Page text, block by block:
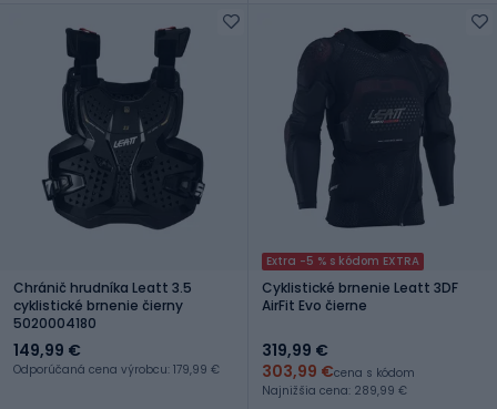
Chránič hrudníka Leatt 3.5
cyklistické brnenie čierny
5020004180
149,99 €
Odporúčaná cena výrobcu: 179,99 €
Extra -5 % s kódom EXTRA
Cyklistické brnenie Leatt 3DF
AirFit Evo čierne
319,99 €
303,99 €cena s kódom
Najnižšia cena: 289,99 €